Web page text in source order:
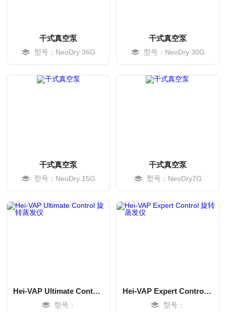
干式真空泵
型号：NeoDry 36G
干式真空泵
型号：NeoDry 30G
干式真空泵
型号：NeoDry 15G
干式真空泵
型号：NeoDry7G
Hei-VAP Ultimate Control 旋转蒸发仪
型号：
Hei-VAP Expert Control 旋转蒸发仪
型号：